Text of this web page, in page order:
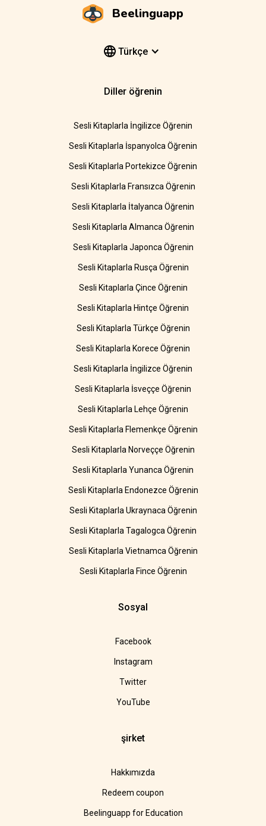
Beelinguapp
Türkçe
Diller öğrenin
Sesli Kitaplarla İngilizce Öğrenin
Sesli Kitaplarla İspanyolca Öğrenin
Sesli Kitaplarla Portekizce Öğrenin
Sesli Kitaplarla Fransızca Öğrenin
Sesli Kitaplarla İtalyanca Öğrenin
Sesli Kitaplarla Almanca Öğrenin
Sesli Kitaplarla Japonca Öğrenin
Sesli Kitaplarla Rusça Öğrenin
Sesli Kitaplarla Çince Öğrenin
Sesli Kitaplarla Hintçe Öğrenin
Sesli Kitaplarla Türkçe Öğrenin
Sesli Kitaplarla Korece Öğrenin
Sesli Kitaplarla İngilizce Öğrenin
Sesli Kitaplarla İsveççe Öğrenin
Sesli Kitaplarla Lehçe Öğrenin
Sesli Kitaplarla Flemenkçe Öğrenin
Sesli Kitaplarla Norveççe Öğrenin
Sesli Kitaplarla Yunanca Öğrenin
Sesli Kitaplarla Endonezce Öğrenin
Sesli Kitaplarla Ukraynaca Öğrenin
Sesli Kitaplarla Tagalogca Öğrenin
Sesli Kitaplarla Vietnamca Öğrenin
Sesli Kitaplarla Fince Öğrenin
Sosyal
Facebook
Instagram
Twitter
YouTube
şirket
Hakkımızda
Redeem coupon
Beelinguapp for Education